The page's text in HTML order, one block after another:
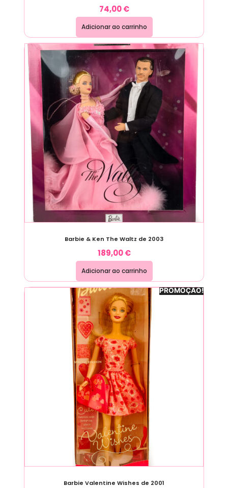
74,00€
Adicionar ao carrinho
Barbie & Ken The Waltz de 2003
189,00€
Adicionar ao carrinho
PROMOÇÃO!
Barbie Valentine Wishes de 2001